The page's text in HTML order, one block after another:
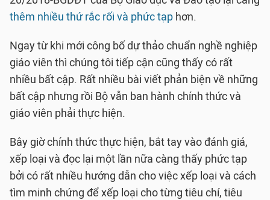
thêm nhiều thứ rắc rối và phức tạp hơn.
Ngay từ khi mới công bố dự thảo chuẩn nghề nghiệp
giáo viên thì chúng tôi tiếp cận cũng thấy có rất
nhiều bất cập. Rất nhiều bài viết phản biện về những
bất cập nhưng rồi Bộ vẫn ban hành chính thức và
giáo viên phải thực hiện.
Bây giờ chính thức thực hiện, bắt tay vào đánh giá,
xếp loại và đọc lại một lần nữa càng thấy phức tạp
bởi có rất nhiều hướng dẫn cho việc xếp loại và cách
tìm minh chứng để xếp loại cho từng tiêu chí, tiêu